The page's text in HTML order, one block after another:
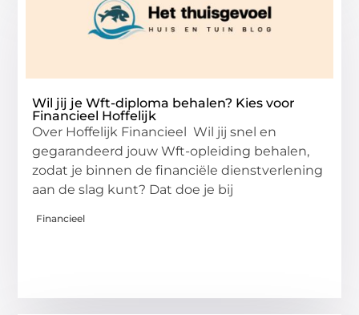
Wil jij je Wft-diploma behalen? Kies voor
Financieel Hoffelijk
Over Hoffelijk Financieel Wil jij snel en
gegarandeerd jouw Wft-opleiding behalen,
zodat je binnen de financiële dienstverlening
aan de slag kunt? Dat doe je bij
Financieel